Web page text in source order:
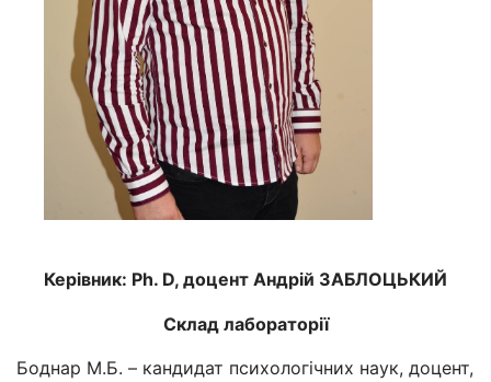
Керівник: Ph. D, доцент Андрій ЗАБЛОЦЬКИЙ
Склад лабораторії
Боднар М.Б. – кандидат психологічних наук, доцент,